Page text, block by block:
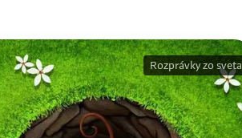
Rozprávky zo sveta